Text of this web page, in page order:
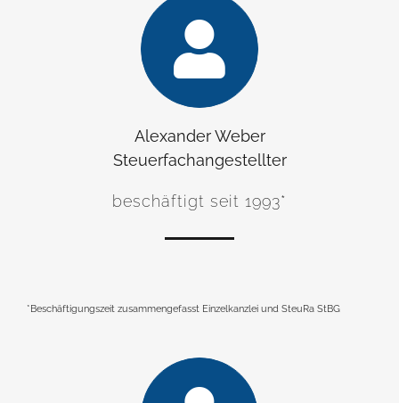
Alexander Weber
Steuerfachangestellter
beschäftigt seit 1993*
*Beschäftigungszeit zusammengefasst Einzelkanzlei und SteuRa StBG